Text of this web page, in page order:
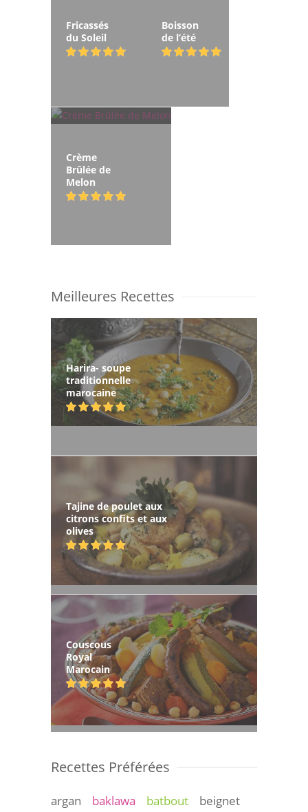
Fricassés
du Soleil
Boisson
de l’été
Crème
Brûlée de
Melon
Meilleures Recettes
Harira- soupe
traditionnelle
marocaine
Tajine de poulet aux
citrons confits et aux
olives
Couscous
Royal
Marocain
Recettes Préférées
argan baklawa batbout
beignet